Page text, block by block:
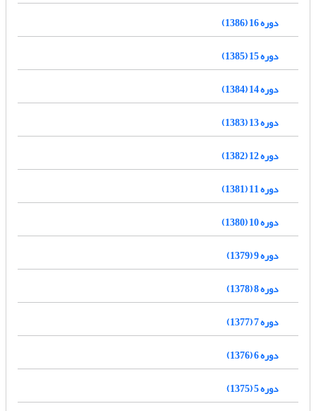
دوره 16 (1386)
دوره 15 (1385)
دوره 14 (1384)
دوره 13 (1383)
دوره 12 (1382)
دوره 11 (1381)
دوره 10 (1380)
دوره 9 (1379)
دوره 8 (1378)
دوره 7 (1377)
دوره 6 (1376)
دوره 5 (1375)